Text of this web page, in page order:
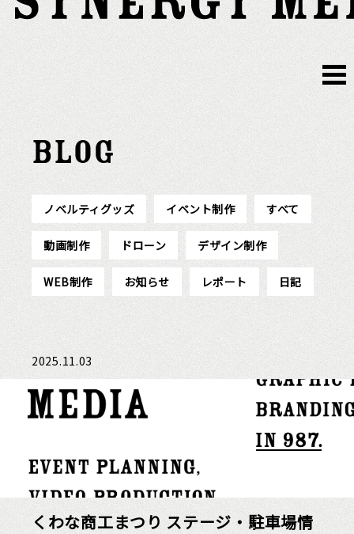
BLOG
2025.11.03
くわな商工まつり ステージ・駐車場情
ノベルティグッズ イベント制作 すべて
動画制作 ドローン デザイン制作
WEB制作 お知らせ レポート 日記